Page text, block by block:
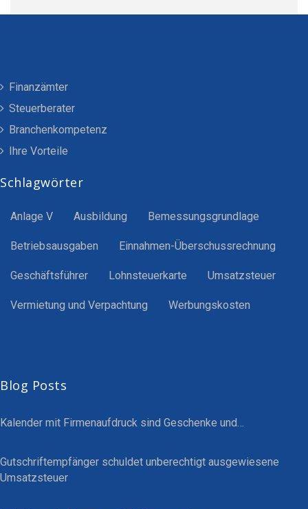
Finanzämter
Steuerberater
Branchenkompetenz
Ihre Vorteile
Schlagwörter
Anlage V Ausbildung Bemessungsgrundlage
Betriebsausgaben Einnahmen-Überschussrechnung
Geschäftsführer Lohnsteuerkarte Umsatzsteuer
Vermietung und Verpachtung Werbungskosten
Blog Posts
Kalender mit Firmenaufdruck sind Geschenke und…
Gutschriftempfänger schuldet unberechtigt ausgewiesene
Umsatzsteuer